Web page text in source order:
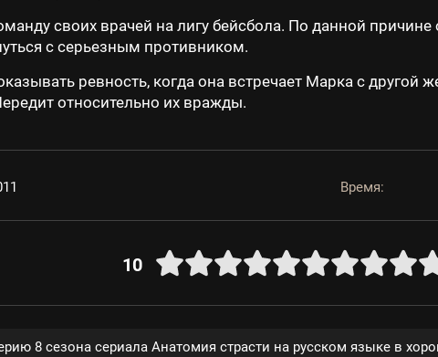
своих врачей на лигу бейсбола. По данной
с серьезным противником.
ревность, когда она встречает Марка с
относительно их вражды.
Время:
10
8 сезона сериала Анатомия страсти на русском языке в